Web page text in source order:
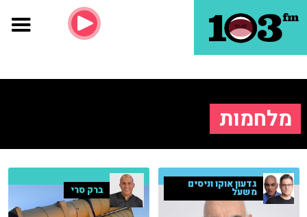
מלחמות
גדעון אוקו וניסים
משעל ברק סרי